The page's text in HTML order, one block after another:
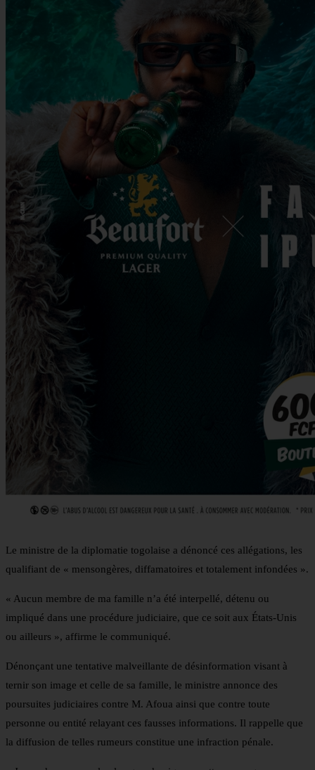
Le ministre de la diplomatie togolaise a dénoncé ces allégations, les
qualifiant de « mensongères, diffamatoires et totalement infondées ».
« Aucun membre de ma famille n’a été interpellé, détenu ou
impliqué dans une procédure judiciaire, que ce soit aux États-Unis
ou ailleurs », affirme le communiqué.
Dénonçant une tentative malveillante de désinformation visant à
ternir son image et celle de sa famille, le ministre annonce des
poursuites judiciaires contre M. Afoua ainsi que contre toute
personne ou entité relayant ces fausses informations. Il rappelle que
la diffusion de telles rumeurs constitue une infraction pénale.